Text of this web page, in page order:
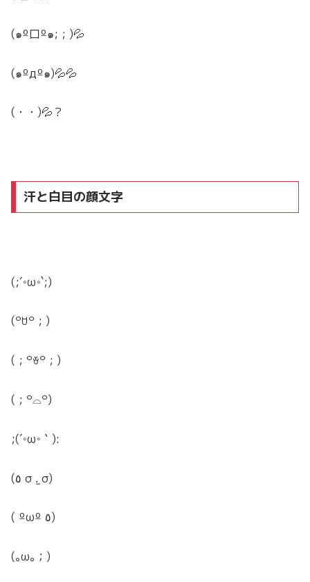
(๑º口º๑; ; )💦
(๑ºдº๑)💦💦
(・・)💦？
汗と白目の顔文字
(;´◦ω◦`;)
(꒪ꇴ꒪ ; )
( ; ꒪ꈊ꒪ ; )
( ; ꒪⌓꒪)
;(´◦ω◦｀):
(٥ σ .̫ σ)
( ºωº ٥)
(｡ω｡；)